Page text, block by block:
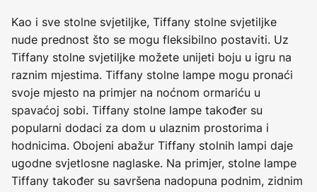
Kao i sve stolne svjetiljke, Tiffany stolne svjetiljke
nude prednost što se mogu fleksibilno postaviti. Uz
Tiffany stolne svjetiljke možete unijeti boju u igru na
raznim mjestima. Tiffany stolne lampe mogu pronaći
svoje mjesto na primjer na noćnom ormariću u
spavaćoj sobi. Tiffany stolne lampe također su
popularni dodaci za dom u ulaznim prostorima i
hodnicima. Obojeni abažur Tiffany stolnih lampi daje
ugodne svjetlosne naglaske. Na primjer, stolne lampe
Tiffany također su savršena nadopuna podnim, zidnim